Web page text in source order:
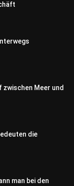
zwischen Meer und
die
man bei den